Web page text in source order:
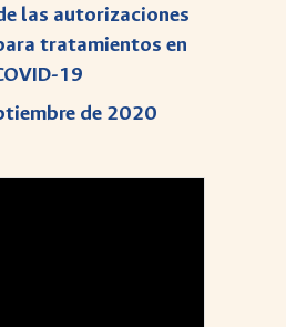
las autorizaciones
tratamientos en
19
de 2020